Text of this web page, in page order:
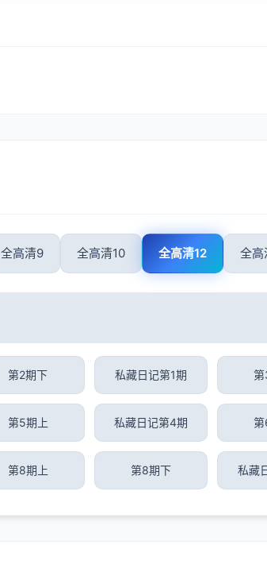
全高清9 全高清10 全高清12 全高
第2期下 私藏日记第1期
第5期上 私藏日记第4期
第8期上 第8期下 私藏